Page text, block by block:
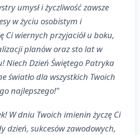
umysł i życzliwość zawsze
w życiu osobistym i
Ci wiernych przyjaciół u boku,
planów oraz sto lat w
Niech Dzień Świętego Patryka
światło dla wszystkich Twoich
najlepszego!"
W dniu Twoich imienin życzę Ci
dzień, sukcesów zawodowych,